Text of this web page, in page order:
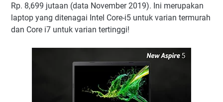
Rp. 8,699 jutaan (data November 2019). Ini merupakan
laptop yang ditenagai Intel Core-i5 untuk varian termurah
dan Core i7 untuk varian tertinggi!